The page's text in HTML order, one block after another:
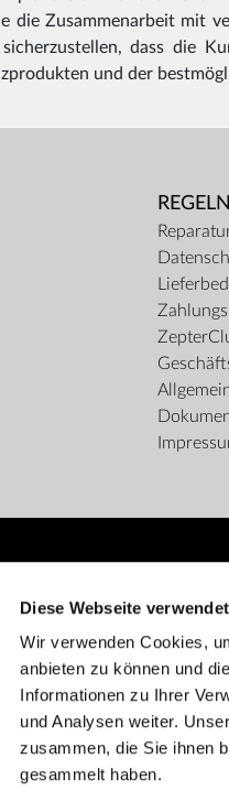
Diese Webseite
Wir verwenden Cookies,
anbieten zu können und
Informationen zu Ihrer
und Analysen weiter.
zusammen, die Sie ihnen
gesammelt haben.
die Zusammenarbeit mit
dass die
und der
REGELN